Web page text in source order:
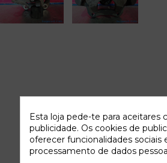
Esta loja pede-te para aceitares
publicidade. Os cookies de
oferecer funcionalidades sociais
processamento de dados